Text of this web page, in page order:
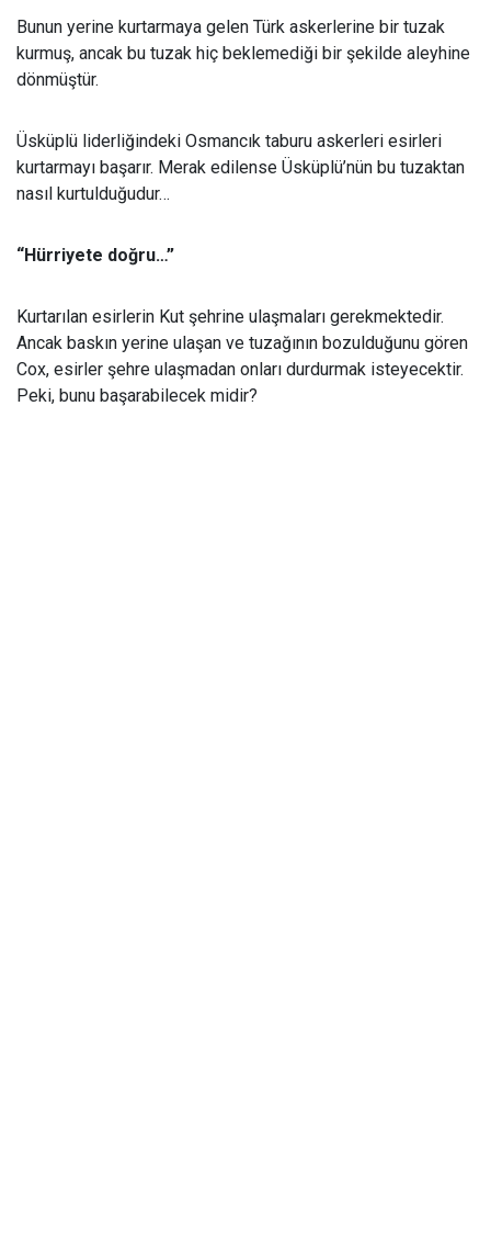
Bunun yerine kurtarmaya gelen Türk askerlerine bir tuzak
kurmuş, ancak bu tuzak hiç beklemediği bir şekilde aleyhine
dönmüştür.
Üsküplü liderliğindeki Osmancık taburu askerleri esirleri
kurtarmayı başarır. Merak edilense Üsküplü’nün bu tuzaktan
nasıl kurtulduğudur…
“Hürriyete doğru…”
Kurtarılan esirlerin Kut şehrine ulaşmaları gerekmektedir.
Ancak baskın yerine ulaşan ve tuzağının bozulduğunu gören
Cox, esirler şehre ulaşmadan onları durdurmak isteyecektir.
Peki, bunu başarabilecek midir?